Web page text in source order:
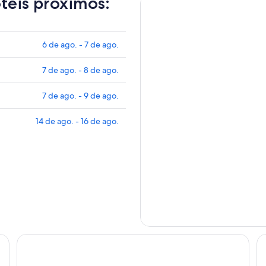
6 de ago. - 7 de ago.
7 de ago. - 8 de ago.
7 de ago. - 9 de ago.
14 de ago. - 16 de ago.
The Ritz-Carlton, Doha